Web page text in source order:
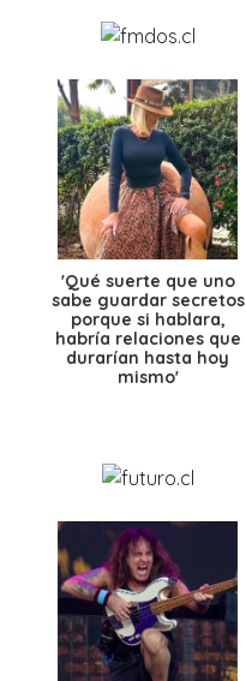
'Qué suerte que uno
sabe guardar secretos
porque si hablara,
habría relaciones que
durarían hasta hoy
mismo'